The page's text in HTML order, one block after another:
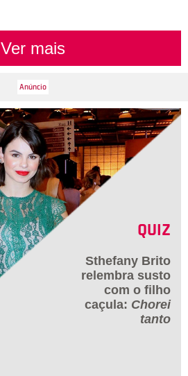
Ver mais
QUIZ
Sthefany Brito
relembra susto
com o filho
caçula: Chorei
tanto